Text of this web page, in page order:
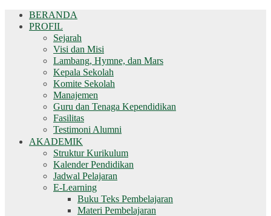
BERANDA
PROFIL
Sejarah
Visi dan Misi
Lambang, Hymne, dan Mars
Kepala Sekolah
Komite Sekolah
Manajemen
Guru dan Tenaga Kependidikan
Fasilitas
Testimoni Alumni
AKADEMIK
Struktur Kurikulum
Kalender Pendidikan
Jadwal Pelajaran
E-Learning
Buku Teks Pembelajaran
Materi Pembelajaran